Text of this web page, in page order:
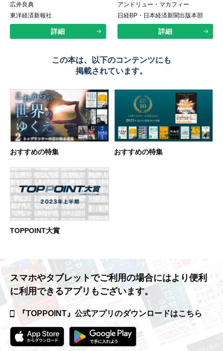
広井良典
東洋経済新報社
詳細
アンドリュー・マカフィー
日経BP・日本経済新聞出版本部
詳細
この本は、以下のコンテンツにも
掲載されています。
おすすめの特集 おすすめの特集
TOPPOINT大賞
スマホやタブレットでご利用の場合にはより便利
に利用できるアプリもございます。
『TOPPOINT』公式アプリのダウンロードはこちら